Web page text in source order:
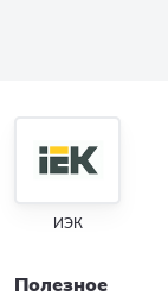
ИЭК
Полезное